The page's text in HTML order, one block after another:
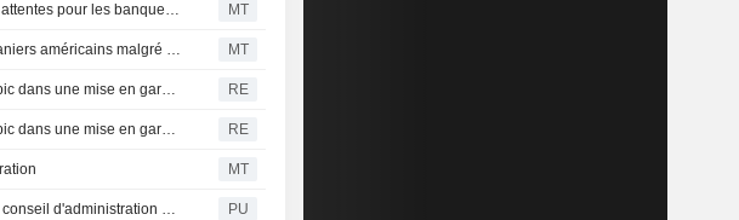
BofA Securities anticipe des résultats supérieurs aux attentes pour les banques canadiennes au troisième trimestre MT
Le Canada devrait absorber les nouveaux tarifs douaniers américains malgré des difficultés sectorielles, selon RBC MT
Le régulateur canadien cite Claude Mythos d'Anthropic dans une mise en garde aux banques sur les cyber-risques, selon un courriel RE
Le régulateur canadien cite Claude Mythos d'Anthropic dans une mise en garde aux banques sur les risques cyber, selon un courriel RE
MT
Royal Bank of Canada : Tarek A. Robbiati nommé au conseil d'administration de la Banque Royale du Canada PU